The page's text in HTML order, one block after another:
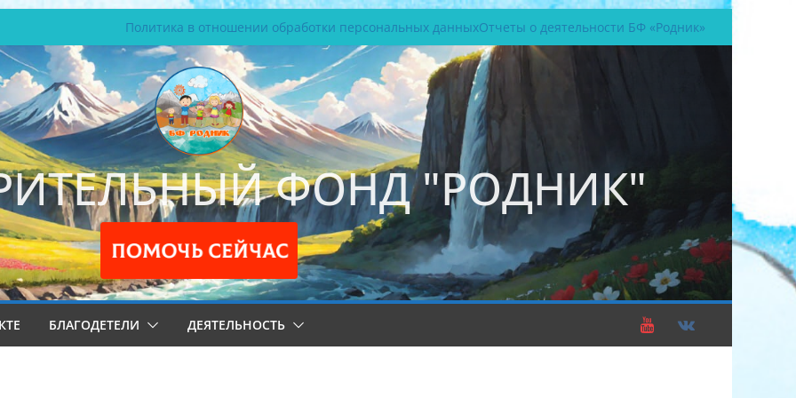
Политика в отношении обработки персональных данныхОтчеты о деятельности БФ «Родник»
ФОНД "РОДНИК"
БЛАГОДЕТЕЛИ ДЕЯТЕЛЬНОСТЬ